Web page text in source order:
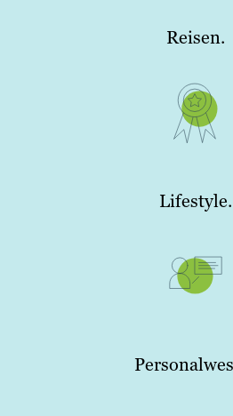
Reisen.
Lifestyle.